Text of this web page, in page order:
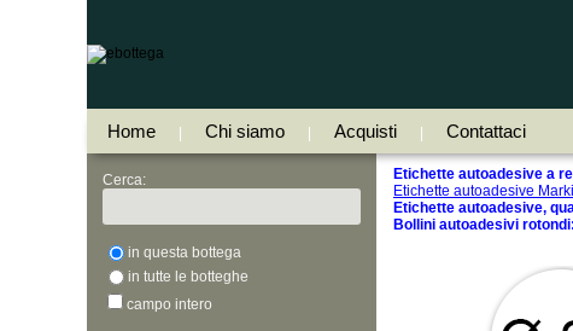
Home Chi siamo Acquisti Contattaci
Cerca:
in questa bottega
in tutte le botteghe
campo intero
Etichette autoadesive a
Etichette autoadesive
Etichette autoadesive,
Bollini autoadesivi rotondi: